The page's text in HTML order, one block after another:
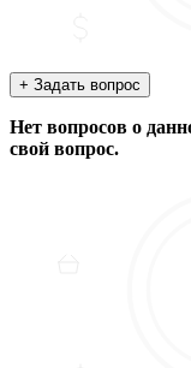
+ Задать вопрос
Нет вопросов о
свой вопрос.